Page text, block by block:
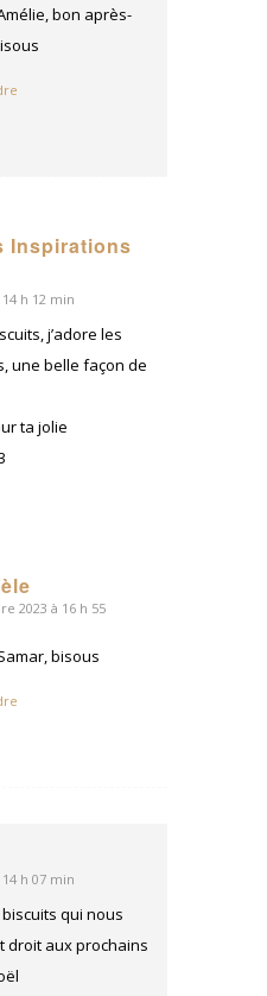
bon après-
Inspirations
h 12 min
j’adore les
une belle façon de
ta jolie
2023 à 16 h 55
bisous
h 07 min
qui nous
droit aux prochains